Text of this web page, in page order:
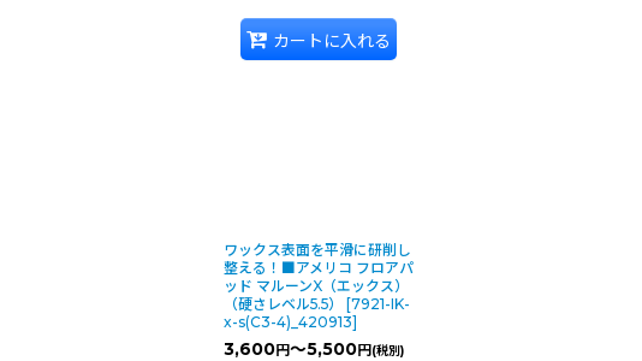
バフィング用パッドはこちら
カートに入れる
ワックス表面を平滑に研削し
整える！■アメリコ フロアパ
ッド マルーンX（エックス）
（硬さレベル5.5）
[7921-IK-
x-s(C3-4)_420913]
3,600円～5,500円 (税別)